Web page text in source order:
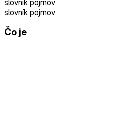
slovník pojmov
Čo je